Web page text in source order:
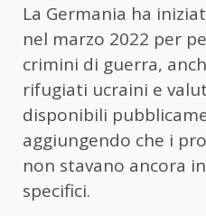
La Germania ha
nel marzo 2022 per
crimini di guerra,
rifugiati ucraini e
disponibili
aggiungendo che i
non stavano ancora
specifici.